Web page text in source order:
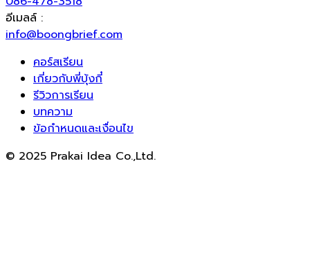
อีเมลล์ :
info@boongbrief.com
คอร์สเรียน
เกี่ยวกับพี่บุ้งกี๋
รีวิวการเรียน
บทความ
ข้อกำหนดและเงื่อนไข
© 2025 Prakai Idea Co.,Ltd.